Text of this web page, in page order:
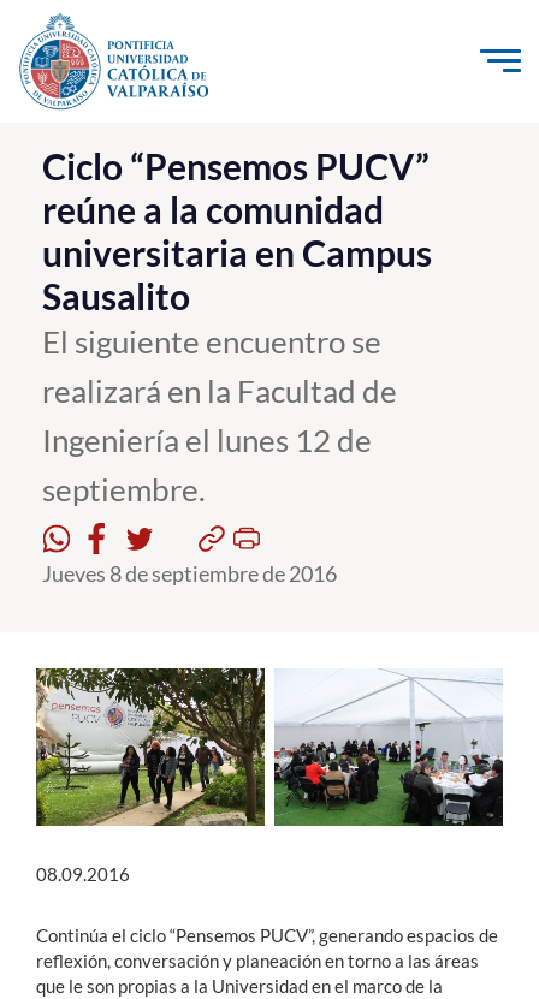
Click acá para ir directamente al contenido
La Universidad
Investigación, Creación e Innovación
PUCV Internacional
Vinculación con el Medio
Admisión
Pregrado
Postgrado
Formación Continua
Funcionarios
Alumni
Ciclo “Pensemos PUCV”
reúne a la comunidad
universitaria en Campus
Sausalito
El siguiente encuentro se
realizará en la Facultad de
Ingeniería el lunes 12 de
septiembre.
Jueves 8 de septiembre de 2016
08.09.2016
Continúa el ciclo “Pensemos PUCV”, generando espacios de
reflexión, conversación y planeación en torno a las áreas
que le son propias a la Universidad en el marco de la